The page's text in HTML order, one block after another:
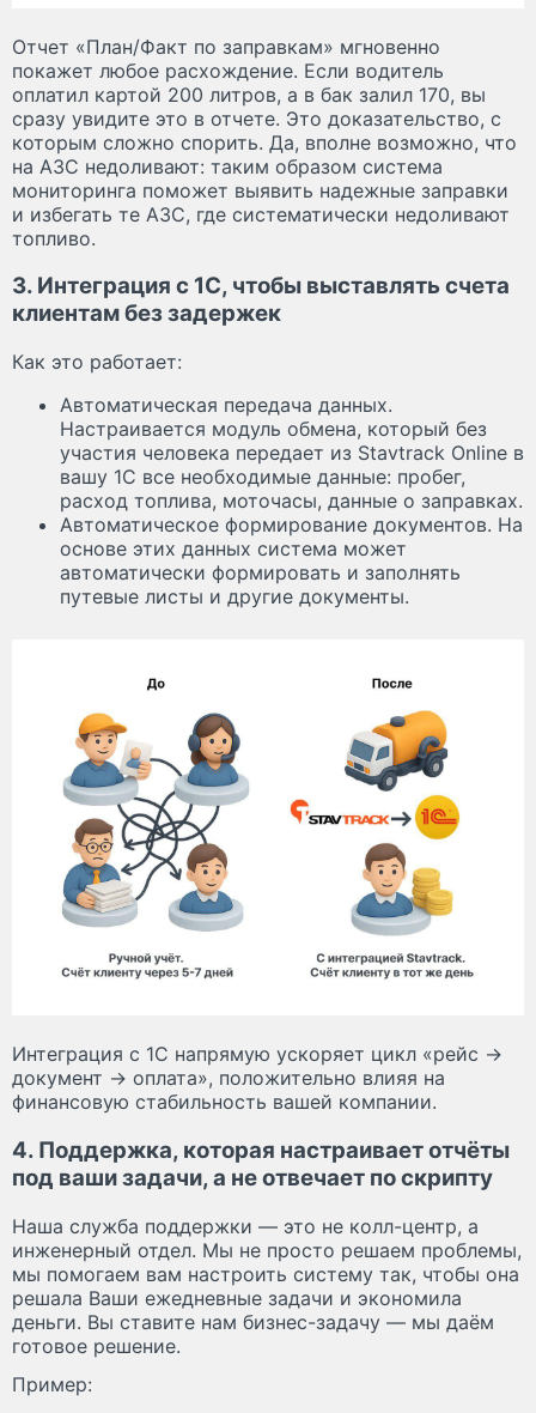
Отчет «План/Факт по заправкам» мгновенно
покажет любое расхождение. Если водитель
оплатил картой 200 литров, а в бак залил 170, вы
сразу увидите это в отчете. Это доказательство, с
которым сложно спорить. Да, вполне возможно, что
на АЗС недоливают: таким образом система
мониторинга поможет выявить надежные заправки
и избегать те АЗС, где систематически недоливают
топливо.
3. Интеграция с 1С, чтобы выставлять счета
клиентам без задержек
Как это работает:
Автоматическая передача данных.
Настраивается модуль обмена, который без
участия человека передает из Stavtrack Online в
вашу 1С все необходимые данные: пробег,
расход топлива, моточасы, данные о заправках.
Автоматическое формирование документов. На
основе этих данных система может
автоматически формировать и заполнять
путевые листы и другие документы.
Интеграция с 1С напрямую ускоряет цикл «рейс →
документ → оплата», положительно влияя на
финансовую стабильность вашей компании.
4. Поддержка, которая настраивает отчёты
под ваши задачи, а не отвечает по скрипту
Наша служба поддержки — это не колл-центр, а
инженерный отдел. Мы не просто решаем проблемы,
мы помогаем вам настроить систему так, чтобы она
решала Ваши ежедневные задачи и экономила
деньги. Вы ставите нам бизнес-задачу — мы даём
готовое решение.
Пример: